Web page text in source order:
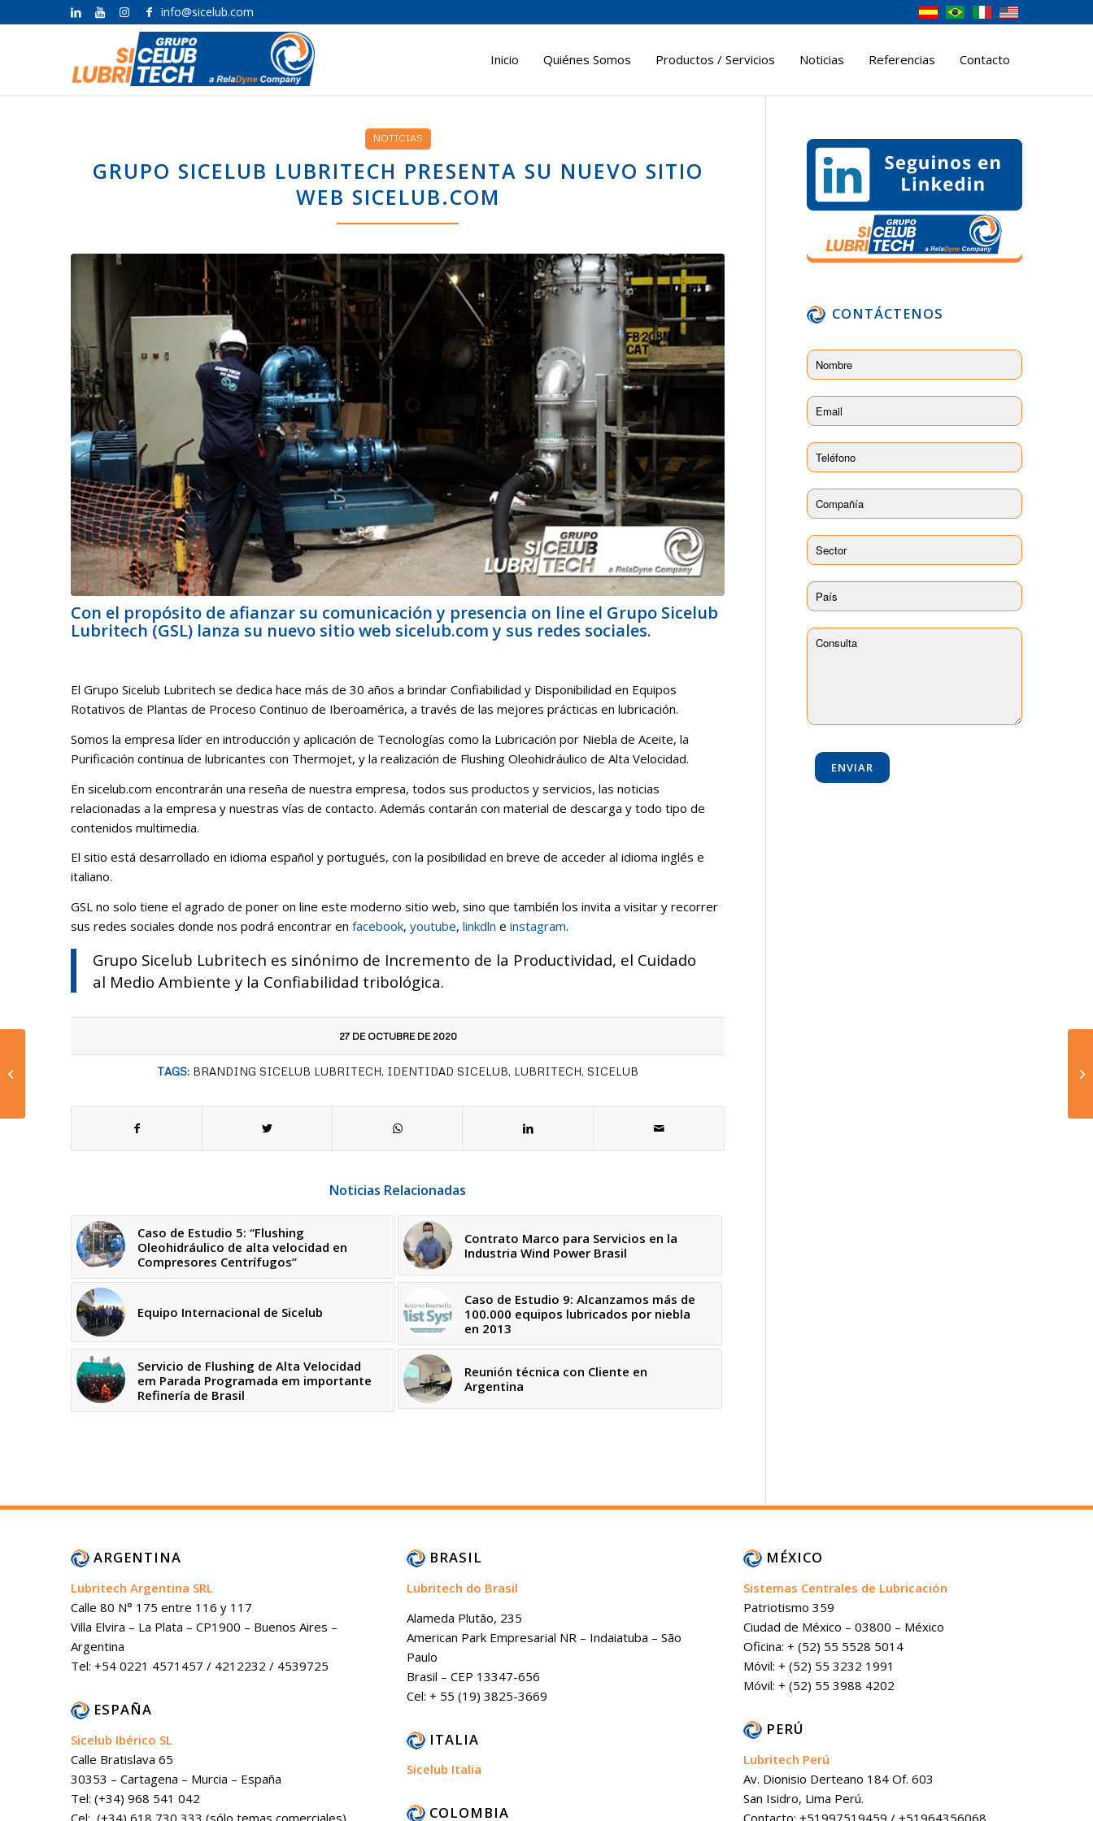
info@sicelub.com
Inicio Quiénes Somos Productos / Servicios Noticias Referencias Contacto
NOTICIAS
GRUPO SICELUB LUBRITECH PRESENTA SU NUEVO SITIO
WEB SICELUB.COM
Con el propósito de afianzar su comunicación y presencia on line el Grupo Sicelub
Lubritech (GSL) lanza su nuevo sitio web sicelub.com y sus redes sociales.
El Grupo Sicelub Lubritech se dedica hace más de 30 años a brindar Confiabilidad y Disponibilidad en Equipos
Rotativos de Plantas de Proceso Continuo de Iberoamérica, a través de las mejores prácticas en lubricación.
Somos la empresa líder en introducción y aplicación de Tecnologías como la Lubricación por Niebla de Aceite, la
Purificación continua de lubricantes con Thermojet, y la realización de Flushing Oleohidráulico de Alta Velocidad.
En sicelub.com encontrarán una reseña de nuestra empresa, todos sus productos y servicios, las noticias
relacionadas a la empresa y nuestras vías de contacto. Además contarán con material de descarga y todo tipo de
contenidos multimedia.
El sitio está desarrollado en idioma español y portugués, con la posibilidad en breve de acceder al idioma inglés e
italiano.
GSL no solo tiene el agrado de poner on line este moderno sitio web, sino que también los invita a visitar y recorrer
sus redes sociales donde nos podrá encontrar en facebook, youtube, linkdln e instagram.
Grupo Sicelub Lubritech es sinónimo de Incremento de la Productividad, el Cuidado
al Medio Ambiente y la Confiabilidad tribológica.
27 DE OCTUBRE DE 2020
TAGS: BRANDING SICELUB LUBRITECH, IDENTIDAD SICELUB, LUBRITECH, SICELUB
Noticias Relacionadas
Caso de Estudio 5: “Flushing
Oleohidráulico de alta velocidad en
Compresores Centrífugos”
Contrato Marco para Servicios en la
Industria Wind Power Brasil
Equipo Internacional de Sicelub
Caso de Estudio 9: Alcanzamos más de
100.000 equipos lubricados por niebla
en 2013
Servicio de Flushing de Alta Velocidad
em Parada Programada em importante
Refinería de Brasil
Reunión técnica con Cliente en
Argentina
CONTÁCTENOS
ARGENTINA
Lubritech Argentina SRL
Calle 80 N° 175 entre 116 y 117
Villa Elvira – La Plata – CP1900 – Buenos Aires –
Argentina
Tel: +54 0221 4571457 / 4212232 / 4539725
ESPAÑA
Sicelub Ibérico SL
Calle Bratislava 65
30353 – Cartagena – Murcia – España
Tel: (+34) 968 541 042
Cel: (+34) 618 730 333 (sólo temas comerciales).
BRASIL
Lubritech do Brasil
Alameda Plutão, 235
American Park Empresarial NR – Indaiatuba – São
Paulo
Brasil – CEP 13347-656
Cel: + 55 (19) 3825-3669
ITALIA
Sicelub Italia
COLOMBIA
MÉXICO
Sistemas Centrales de Lubricación
Patriotismo 359
Ciudad de México – 03800 – México
Oficina: + (52) 55 5528 5014
Móvil: + (52) 55 3232 1991
Móvil: + (52) 55 3988 4202
PERÚ
Lubritech Perú
Av. Dionisio Derteano 184 Of. 603
San Isidro, Lima Perú.
Contacto: +51997519459 / +51964356068 .
Grupo Sicelub